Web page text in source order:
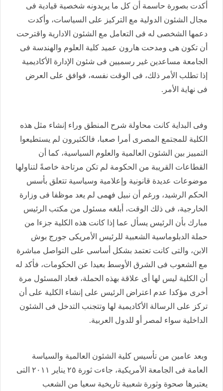
أكدت بصورة حاسمة أن كل ما يريدونه شخصية قيادية فى
مجال الشئون الدولية مع التركيز على السياسات، وأكدت
دعمها الشخصى له فى التعامل مع الشئون الادارية واقترحت
أن تكون هى ومدحت هارون عميد كلية العلوم والهندسة فى
الجامعة مساعدين غير رسميين فى شئون الإدارة الأكاديمية
إذا تطلب الأمر ذلك، فى الوقت نفسه، فوافق على العرض
فى نهاية الأمر.
وفى البداية كانت محاولة شرح المنطق وراء إنشاء مثل هذه
الكلية للمجتمع المصرى أمرا صعبا، فالكثيرون لم يستطيعوا
التمييز بين الشئون العالمية والعلوم السياسية، كما أن
القطاعات القريبة من الحكومة لم تكن مرتاحة خاصةً لتناولها
موضوعات عديدة قانونية وإعلامية وسياسية تتعلق بأسس
الحكم الرشيد، ورغم أن نبيل فهمى لم يعد موظفا فى وزارة
الخارجية، فى ذلك الوقت، أبلغه مسئول من مكتب الرئيس
مبارك بأن الرئيس يسأل عما إذا كانت هذه الكلية جزءا من
حملة الدبلوماسية الشعبية للرئيس الأمريكى جورج بوش
الابن، والتى كانت تعتمد بشكل أساسى على التواصل مباشرة
مع الشعوب فى الشرق الأوسط بعيدا عن الحكومات، فأكد له
أن الكلية ليس لها أى علاقة بهذه الحملة، فعاد المسئول مرة
أخرى مؤكدا عدم اعتراض الرئيس على إنشاء الكلية على أن
تركز على الرسالة الأكاديمية لها وتتجنب التدخل فى الشئون
الداخلية سواء لمصر أو للدول العربية.
وبعد عامين من تأسيس كلية الشئون العالمية والسياسة
العامة فى الجامعة الأمريكية، جاءت ثورة ٢٥ يناير ٢٠١١ التى
يعتبرها صحوة وثورة شعبية تاريخية سعيا من الشعب